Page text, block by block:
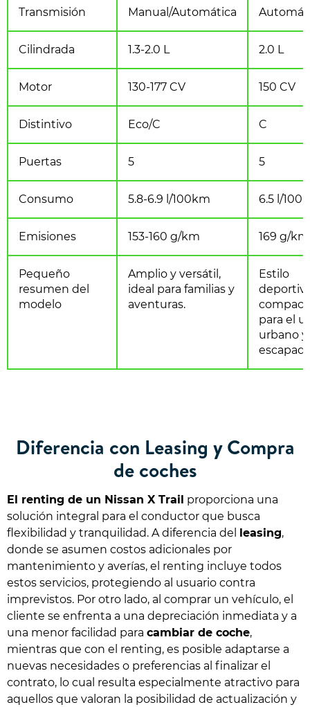
Transmisión Manual/Automática
Cilindrada 1.3-2.0 L 2.0 L
Motor 130-177 CV 150 CV
Distintivo Eco/C C
Puertas 5 5
Consumo 5.8-6.9 l/100km 6.5 l/
Emisiones 153-160 g/km 169 g/km
Pequeño
resumen del
modelo
Amplio y versátil,
ideal para familias y
aventuras.
Estilo
para el
urbano y
Diferencia con Leasing y Compra
de coches
El renting de un Nissan X Trail proporciona una
solución integral para el conductor que busca
flexibilidad y tranquilidad. A diferencia del
leasing,
donde se asumen costos adicionales por
mantenimiento y averías, el renting incluye todos
estos servicios, protegiendo al usuario contra
imprevistos. Por otro lado, al comprar un vehículo, el
cliente se enfrenta a una depreciación inmediata y a
una menor facilidad para cambiar de coche,
mientras que con el renting, es posible adaptarse a
nuevas necesidades o preferencias al finalizar el
contrato, lo cual resulta especialmente atractivo para
aquellos que valoran la posibilidad de actualización y